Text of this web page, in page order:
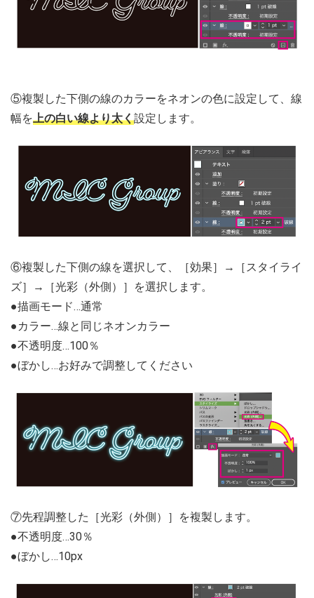
⑤複製した下側の線のカラーをネオンの色に設定して、線
幅を上の白い線より太く設定します。
⑥複製した下側の線を選択して、［効果］→［スタイライ
ズ］→［光彩（外側）］を選択します。
●描画モード…通常
●カラー…線と同じネオンカラー
●不透明度…100％
●ぼかし…お好みで調整してください
⑦先程調整した［光彩（外側）］を複製します。
●不透明度…30％
●ぼかし…10px